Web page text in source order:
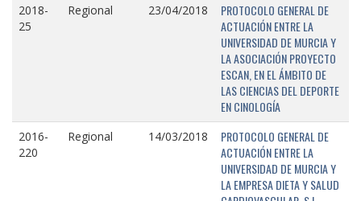
2018-
25
Regional 23/04/2018
PROTOCOLO GENERAL DE
ACTUACIÓN ENTRE LA
UNIVERSIDAD DE MURCIA Y
LA ASOCIACIÓN PROYECTO
ESCAN, EN EL ÁMBITO DE
LAS CIENCIAS DEL DEPORTE
EN CINOLOGÍA
2016-
220
Regional 14/03/2018
PROTOCOLO GENERAL DE
ACTUACIÓN ENTRE LA
UNIVERSIDAD DE MURCIA Y
LA EMPRESA DIETA Y SALUD